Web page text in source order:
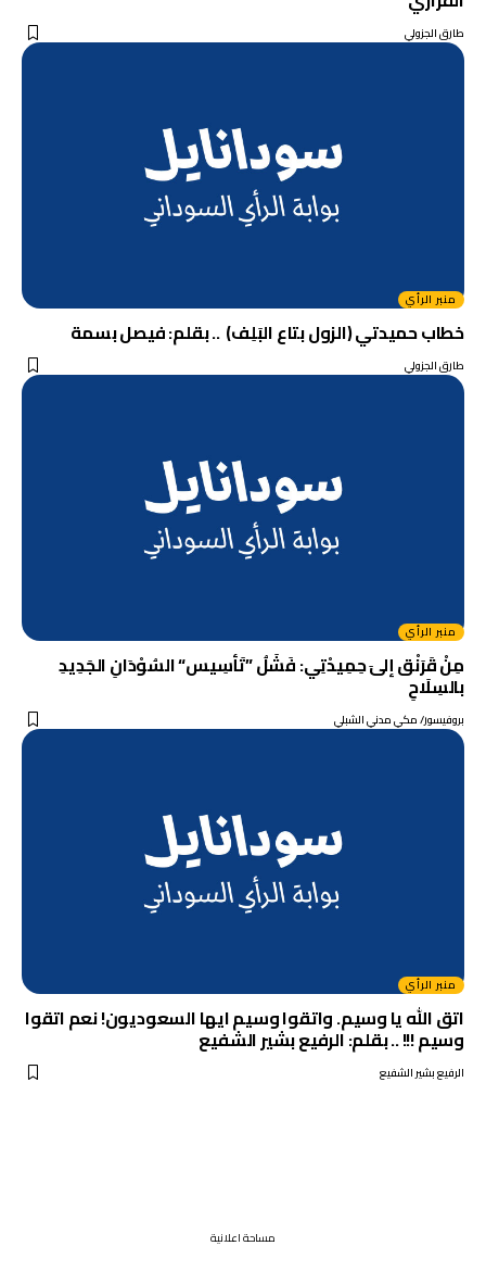
طارق الجزولي
منبر الرأي
خطاب حميدتي (الزول بتاع البَلِف) .. بقلم: فيصل بسمة
طارق الجزولي
منبر الرأي
مِنْ قَرَنْق إلىَ حِمِيدْتِي: فَشَلُ ”تَأسِيس“ السُوْدَانِ الجَدِيدِ
بالسِلَاحِ
بروفيسور/ مكي مدني الشبلي
منبر الرأي
اتق الله يا وسيم. واتقوا وسيم ايها السعوديون! نعم اتقوا
وسيم !!! .. بقلم: الرفيع بشير الشفيع
الرفيع بشير الشفيع
مساحة اعلانية